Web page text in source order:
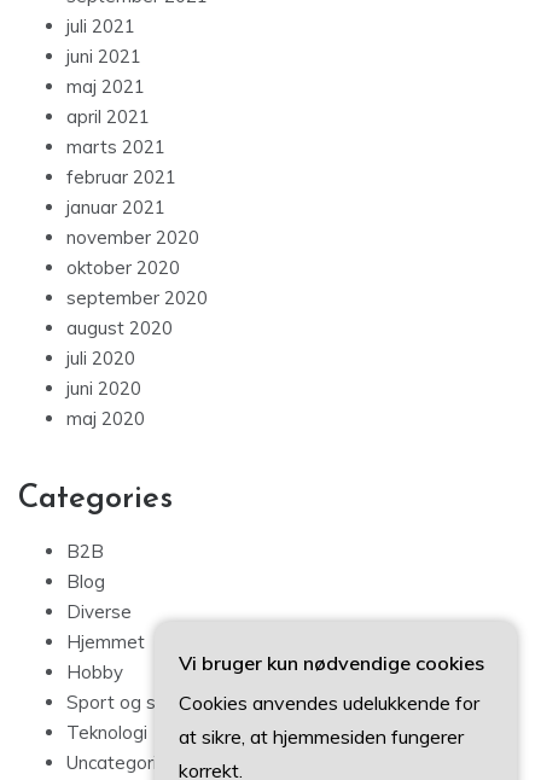
juli 2021
juni 2021
maj 2021
april 2021
marts 2021
februar 2021
januar 2021
november 2020
oktober 2020
september 2020
august 2020
juli 2020
juni 2020
maj 2020
Categories
B2B
Blog
Diverse
Hjemmet
Hobby
Sport og sundhed
Teknologi
Uncategorized
Vi bruger kun nødvendige cookies
Cookies anvendes udelukkende for
at sikre, at hjemmesiden fungerer
korrekt.